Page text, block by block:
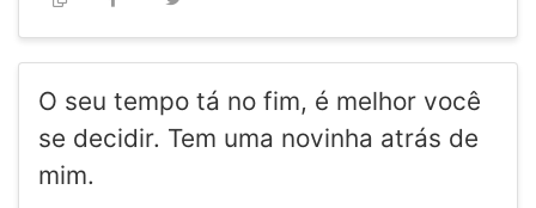
O seu tempo tá no fim, é melhor você
se decidir. Tem uma novinha atrás de
mim.